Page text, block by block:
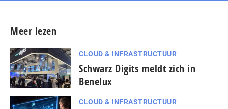
Meer lezen
CLOUD & INFRASTRUCTUUR
Schwarz Digits meldt zich in
Benelux
CLOUD & INFRASTRUCTUUR